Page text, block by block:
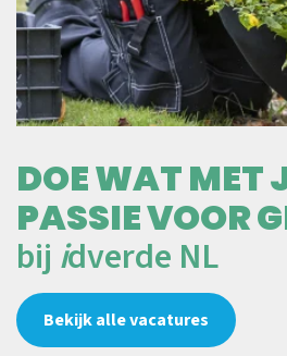
DOE WAT MET
PASSIE VOOR
bij idverde NL
Bekijk alle vacatures